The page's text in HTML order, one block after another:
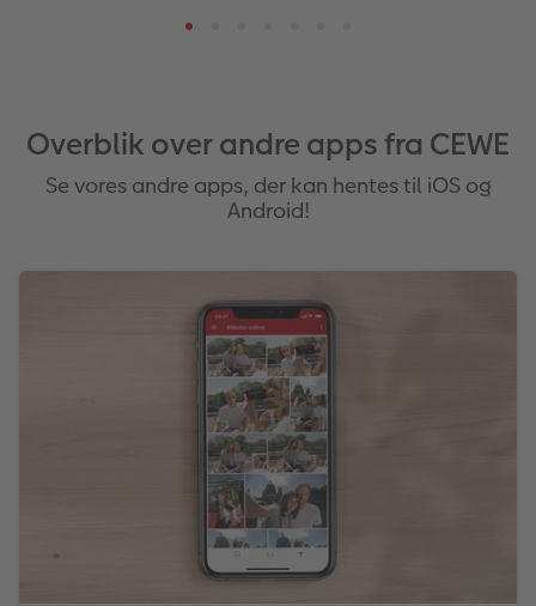
Overblik over andre apps fra CEWE
Se vores andre apps, der kan hentes til iOS og
Android!